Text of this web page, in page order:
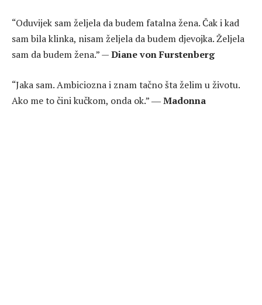
“Oduvijek sam željela da budem fatalna žena. Čak i kad
sam bila klinka, nisam željela da budem djevojka. Željela
sam da budem žena.” —Diane von Furstenberg
“Jaka sam. Ambiciozna i znam tačno šta želim u životu.
Ako me to čini kučkom, onda ok.” ―Madonna